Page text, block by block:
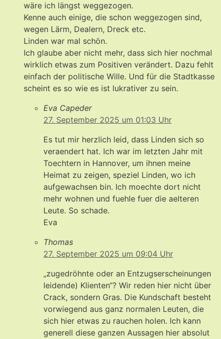
wäre ich längst weggezogen.
Kenne auch einige, die schon weggezogen sind,
wegen Lärm, Dealern, Dreck etc.
Linden war mal schön.
Ich glaube aber nicht mehr, dass sich hier nochmal
wirklich etwas zum Positiven verändert. Dazu fehlt
einfach der politische Wille. Und für die Stadtkasse
scheint es so wie es ist lukrativer zu sein.
Eva Capeder
27. September 2025 um 01:03 Uhr
Es tut mir herzlich leid, dass Linden sich so
veraendert hat. Ich war im letzten Jahr mit
Toechtern in Hannover, um ihnen meine
Heimat zu zeigen, speziel Linden, wo ich
aufgewachsen bin. Ich moechte dort nicht
mehr wohnen und fuehle fuer die aelteren
Leute. So schade.
Eva
Thomas
27. September 2025 um 09:04 Uhr
„zugedröhnte oder an Entzugserscheinungen
leidende) Klienten“? Wir reden hier nicht über
Crack, sondern Gras. Die Kundschaft besteht
vorwiegend aus ganz normalen Leuten, die
sich hier etwas zu rauchen holen. Ich kann
generell diese ganzen Aussagen hier absolut